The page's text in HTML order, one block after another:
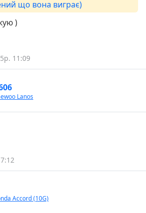
що вона виграє)
)
11:09
Lanos
Accord (10G)